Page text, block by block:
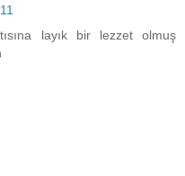
layık bir lezzet olmuş